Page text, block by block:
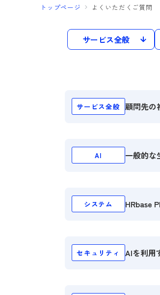
トップページ よくいただくご質問
サービス全般
サービス全般 顧問先の
AI 一般的な
映した信頼性の高い
システム HRbase
セキュリティ
AIを利用